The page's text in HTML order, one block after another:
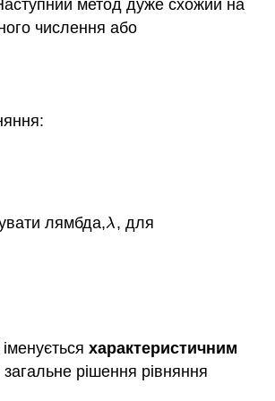
метод дуже схожий на
числення або
лямбда,λ
λ , для
характеристичним
рішення рівняння